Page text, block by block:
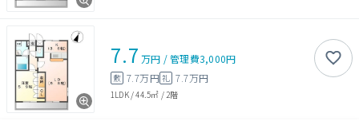
7.7 万円 /管理費3,000円
敷 7.7万円礼 7.7万円
1LDK/44.5㎡ / 2階